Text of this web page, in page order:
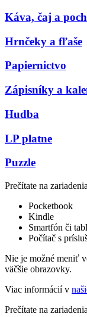
Káva, čaj a
Hrnčeky a fľaše
Papiernictvo
Zápisníky a
Hudba
LP platne
Puzzle
Prečítate na
Pocketbook
Kindle
Smartfón či
Počítač s
Nie je možné meniť
väčšie obrazovky.
Viac informácií v
Prečítate na